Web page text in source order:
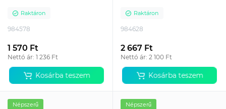
Raktáron
984578
1 570 Ft
Nettó ár: 1 236 Ft
Kosárba teszem
Raktáron
984628
2 667 Ft
Nettó ár: 2 100 Ft
Kosárba teszem
Népszerű Népszerű